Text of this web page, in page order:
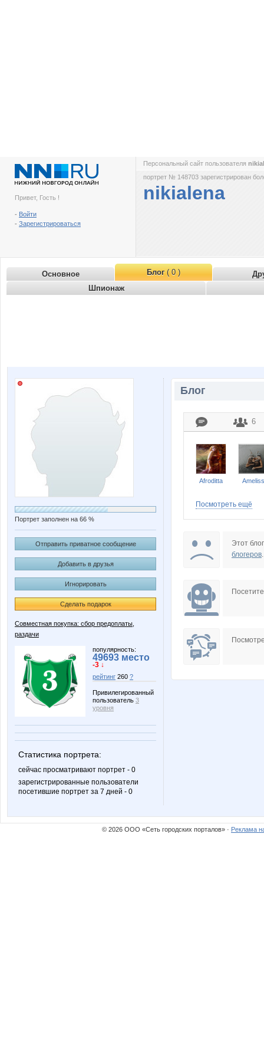
Привет, Гость !
- Войти
- Зарегистрироваться
Персональный сайт пользователя
портрет № 148703 зарегистрирован
nikialena
Основное Блог( 0 )
Шпионаж
Портрет заполнен на 66 %
Отправить приватное сообщение
Добавить в друзья
Игнорировать
Сделать подарок
Совместная покупка: сбор предоплаты,
раздачи
популярность:
49693 место
-3 ↓
рейтинг 260 ?
Привилегированный
пользователь 3
уровня
Статистика портрета:
сейчас просматривают портрет - 0
зарегистрированные пользователи
посетившие портрет за 7 дней - 0
Блог
6
Afroditta Ameliss
tarakuly
Посмотреть ещё
Этот
блогеров.
© 2026 ООО «Сеть городских порталов» · Реклама